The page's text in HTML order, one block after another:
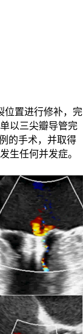
位置进行修补，完
以三尖瓣导管完
的手术，并取得
生任何并发症。